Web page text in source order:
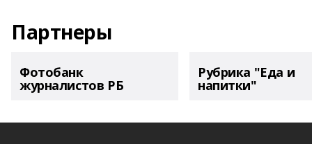
Партнеры
Фотобанк
журналистов РБ
Рубрика "Еда и
напитки"